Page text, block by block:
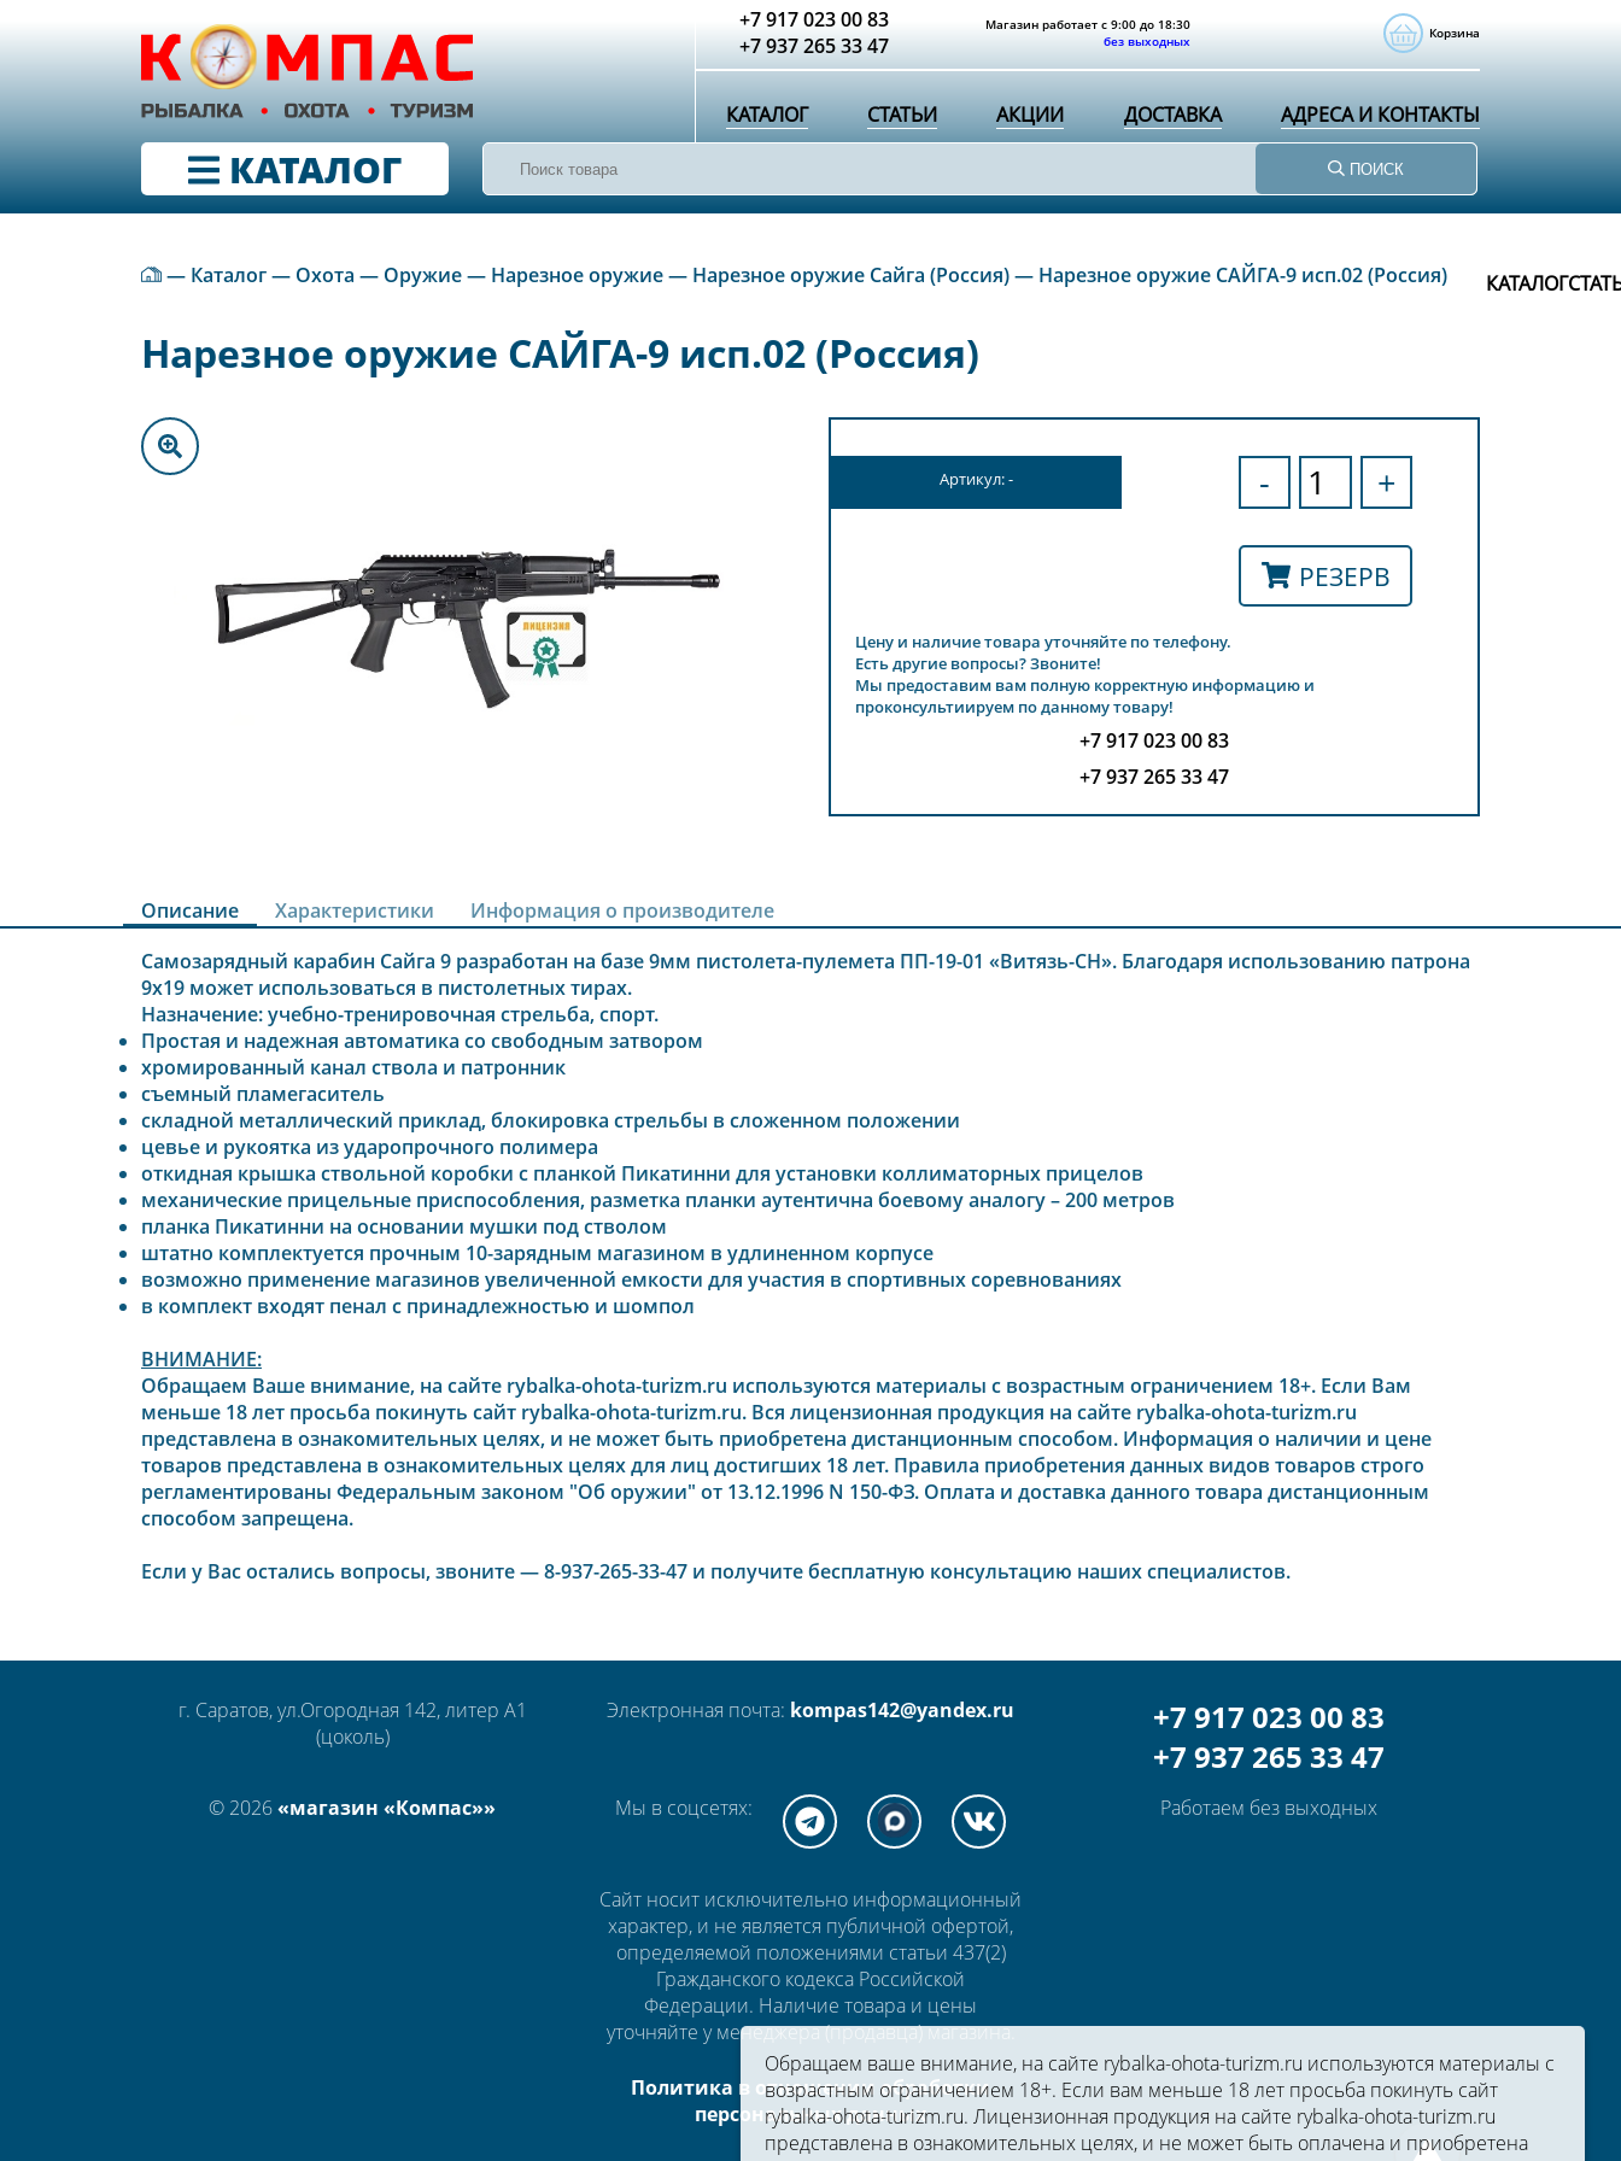
КАТАЛОГ
+7 917 023 00 83
+7 937 265 33 47
Магазин работает с 9:00 до 18:30
без выходных
Корзина
КАТАЛОГ СТАТЬИ АКЦИИ ДОСТАВКА АДРЕСА И КОНТАКТЫ
КАТАЛОГ ПОИСК
— Каталог— Охота — Оружие— Нарезное оружие— Нарезное оружие Сайга (Россия)— Нарезное оружие САЙГА-9 исп.02 (Россия)
Нарезное оружие САЙГА-9 исп.02 (Россия)
Артикул: - - +
РЕЗЕРВ
Цену и наличие товара уточняйте по телефону.
Есть другие вопросы? Звоните!
Мы предоставим вам полную корректную информацию и
проконсультиируем по данному товару!
+7 917 023 00 83
+7 937 265 33 47
Описание Характеристики
Информация о производителе
Самозарядный карабин Сайга 9 разработан на базе 9мм пистолета-пулемета ПП-19-01 «Витязь-СН». Благодаря использованию патрона
9х19 может использоваться в пистолетных тирах.
Назначение: учебно-тренировочная стрельба, спорт.
Простая и надежная автоматика со свободным затвором
хромированный канал ствола и патронник
съемный пламегаситель
складной металлический приклад, блокировка стрельбы в сложенном положении
цевье и рукоятка из ударопрочного полимера
откидная крышка ствольной коробки с планкой Пикатинни для установки коллиматорных прицелов
механические прицельные приспособления, разметка планки аутентична боевому аналогу – 200 метров
планка Пикатинни на основании мушки под стволом
штатно комплектуется прочным 10-зарядным магазином в удлиненном корпусе
возможно применение магазинов увеличенной емкости для участия в спортивных соревнованиях
в комплект входят пенал с принадлежностью и шомпол
ВНИМАНИЕ:
Обращаем Ваше внимание, на сайте rybalka-ohota-turizm.ru используются материалы с возрастным ограничением 18+. Если Вам
меньше 18 лет просьба покинуть сайт rybalka-ohota-turizm.ru. Вся лицензионная продукция на сайте rybalka-ohota-turizm.ru
представлена в ознакомительных целях, и не может быть приобретена дистанционным способом. Информация о наличии и цене
товаров представлена в ознакомительных целях для лиц достигших 18 лет. Правила приобретения данных видов товаров строго
регламентированы Федеральным законом "Об оружии" от 13.12.1996 N 150-ФЗ. Оплата и доставка данного товара дистанционным
способом запрещена.
Если у Вас остались вопросы, звоните — 8-937-265-33-47 и получите бесплатную консультацию наших специалистов.
г. Саратов, ул.Огородная 142, литер А1
(цоколь)
Электронная почта: kompas142@yandex.ru
+7 917 023 00 83
+7 937 265 33 47
© 2026«магазин «Компас»» Мы в соцсетях:
Сайт носит исключительно информационный
характер, и не является публичной офертой,
определяемой положениями статьи 437(2)
Гражданского кодекса Российской
Федерации. Наличие товара и цены
уточняйте у менеджера (продавца) магазина.
Политика в отношении обработки
персональных данных
Работаем без выходных
Обращаем ваше внимание, на сайте rybalka-ohota-turizm.ru используются материалы с
возрастным ограничением 18+. Если вам меньше 18 лет просьба покинуть сайт
rybalka-ohota-turizm.ru. Лицензионная продукция на сайте rybalka-ohota-turizm.ru
представлена в ознакомительных целях, и не может быть оплачена и приобретена